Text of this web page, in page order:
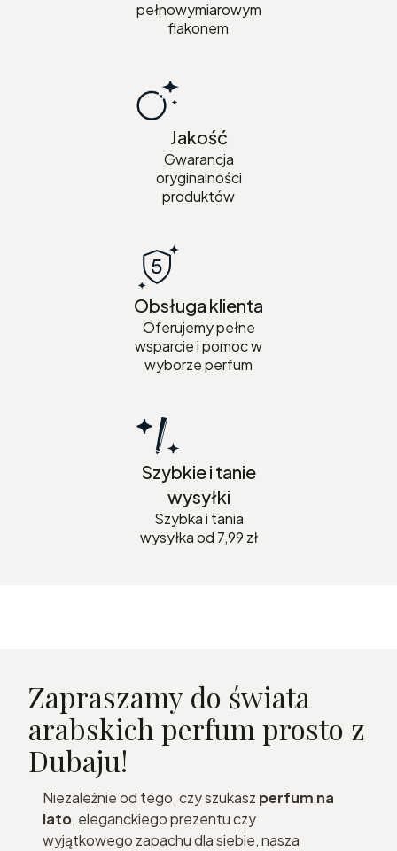
pełnowymiarowym
flakonem
Jakość
Gwarancja
oryginalności
produktów
Obsługa klienta
Oferujemy pełne
wsparcie i pomoc w
wyborze perfum
Szybkie i tanie
wysyłki
Szybka i tania
wysyłka od 7,99 zł
Zapraszamy do świata
arabskich perfum prosto z
Dubaju!
Niezależnie od tego, czy szukasz perfum na
lato, eleganckiego prezentu czy
wyjątkowego zapachu dla siebie, nasza